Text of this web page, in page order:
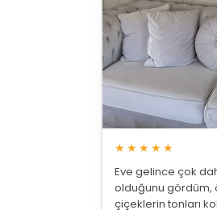
★★★★★
Eve gelince çok
olduğunu gördüm,
çiçeklerin tonları